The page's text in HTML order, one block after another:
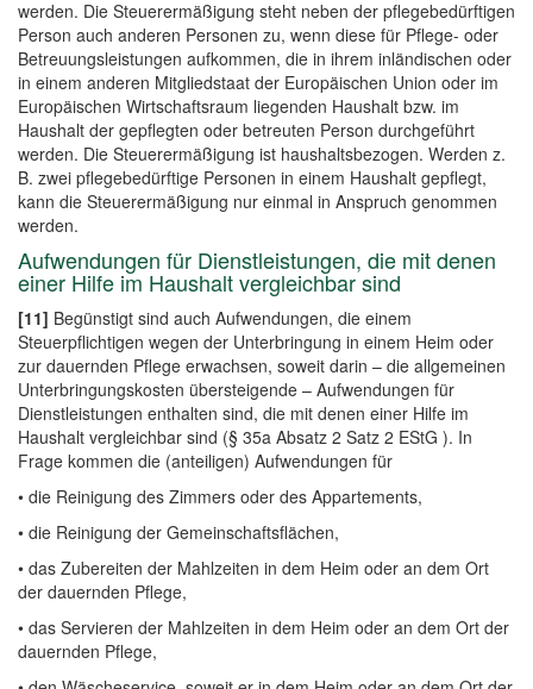
werden. Die Steuerermäßigung steht neben der pflegebedürftigen
Person auch anderen Personen zu, wenn diese für Pflege- oder
Betreuungsleistungen aufkommen, die in ihrem inländischen oder
in einem anderen Mitgliedstaat der Europäischen Union oder im
Europäischen Wirtschaftsraum liegenden Haushalt bzw. im
Haushalt der gepflegten oder betreuten Person durchgeführt
werden. Die Steuerermäßigung ist haushaltsbezogen. Werden z.
B. zwei pflegebedürftige Personen in einem Haushalt gepflegt,
kann die Steuerermäßigung nur einmal in Anspruch genommen
werden.
Aufwendungen für Dienstleistungen, die mit denen
einer Hilfe im Haushalt vergleichbar sind
[11] Begünstigt sind auch Aufwendungen, die einem
Steuerpflichtigen wegen der Unterbringung in einem Heim oder
zur dauernden Pflege erwachsen, soweit darin – die allgemeinen
Unterbringungskosten übersteigende – Aufwendungen für
Dienstleistungen enthalten sind, die mit denen einer Hilfe im
Haushalt vergleichbar sind (§ 35a Absatz 2 Satz 2 EStG ). In
Frage kommen die (anteiligen) Aufwendungen für
• die Reinigung des Zimmers oder des Appartements,
• die Reinigung der Gemeinschaftsflächen,
• das Zubereiten der Mahlzeiten in dem Heim oder an dem Ort
der dauernden Pflege,
• das Servieren der Mahlzeiten in dem Heim oder an dem Ort der
dauernden Pflege,